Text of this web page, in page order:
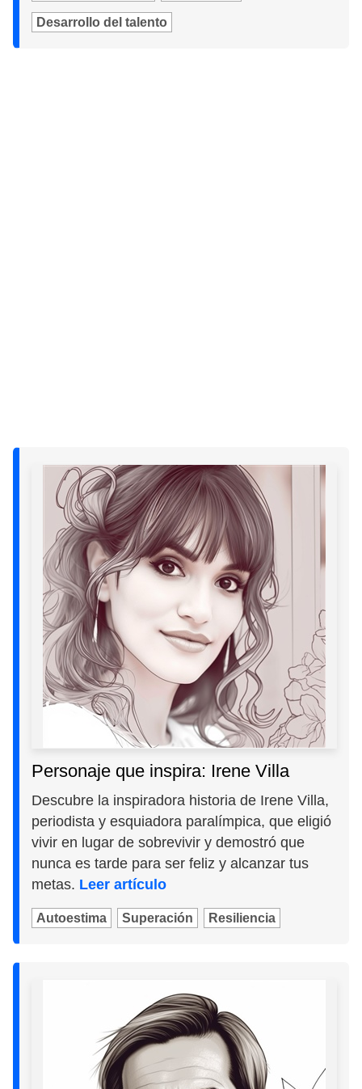
Desarrollo del talento
Personaje que inspira: Irene Villa
Descubre la inspiradora historia de Irene Villa,
periodista y esquiadora paralímpica, que eligió
vivir en lugar de sobrevivir y demostró que
nunca es tarde para ser feliz y alcanzar tus
metas. Leer artículo
Autoestima Superación Resiliencia